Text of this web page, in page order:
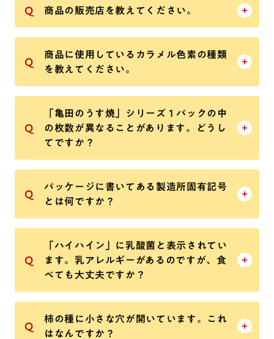
商品の販売店を教えてください。
商品に使用しているカラメル色素の種類
を教えてください。
「亀田のうす焼」シリーズ１パックの中
の枚数が異なることがあります。どうし
てですか？
パッケージに書いてある製造所固有記号
とは何ですか？
「ハイハイン」に乳酸菌と表示されてい
ます。乳アレルギーがあるのですが、食
べても大丈夫ですか？
柿の種に小さな穴が開いています。これ
はなんですか？